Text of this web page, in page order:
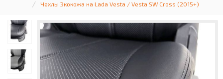
Чехлы Экокожа на Lada Vesta / Vesta SW Cross (2015+)